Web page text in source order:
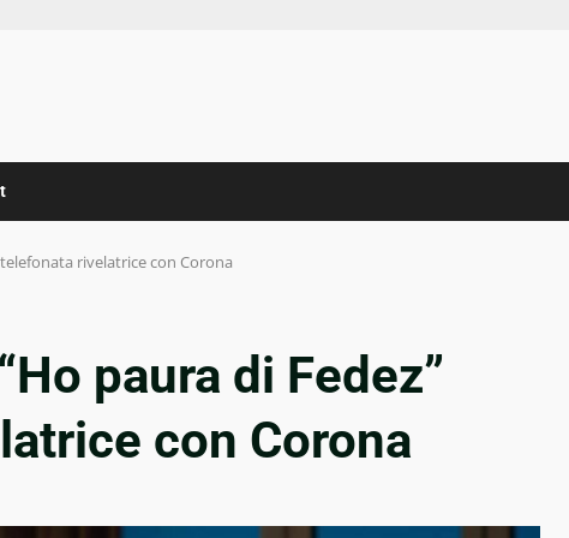
rivelatrice con Corona
paura di Fedez”
con Corona